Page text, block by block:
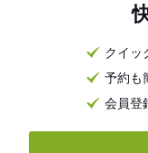
クイッ
予約も
会員登